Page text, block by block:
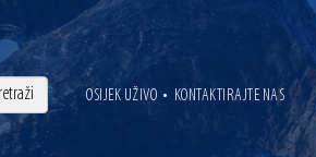
OSIJEK UŽIVO • KONTAKTIRAJTE NAS